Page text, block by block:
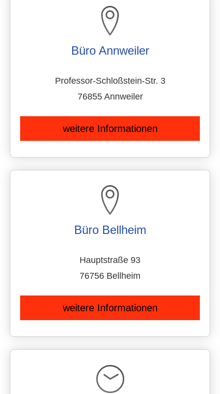
Büro Annweiler
Professor-Schloßstein-Str. 3
76855 Annweiler
weitere Informationen
Büro Bellheim
Hauptstraße 93
76756 Bellheim
weitere Informationen